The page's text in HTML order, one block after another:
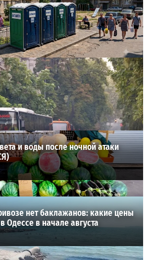
без воды и канализации:
о худшем сценарии
2
и воды после ночной атаки
нет баклажанов: какие цены
Одессе в начале августа